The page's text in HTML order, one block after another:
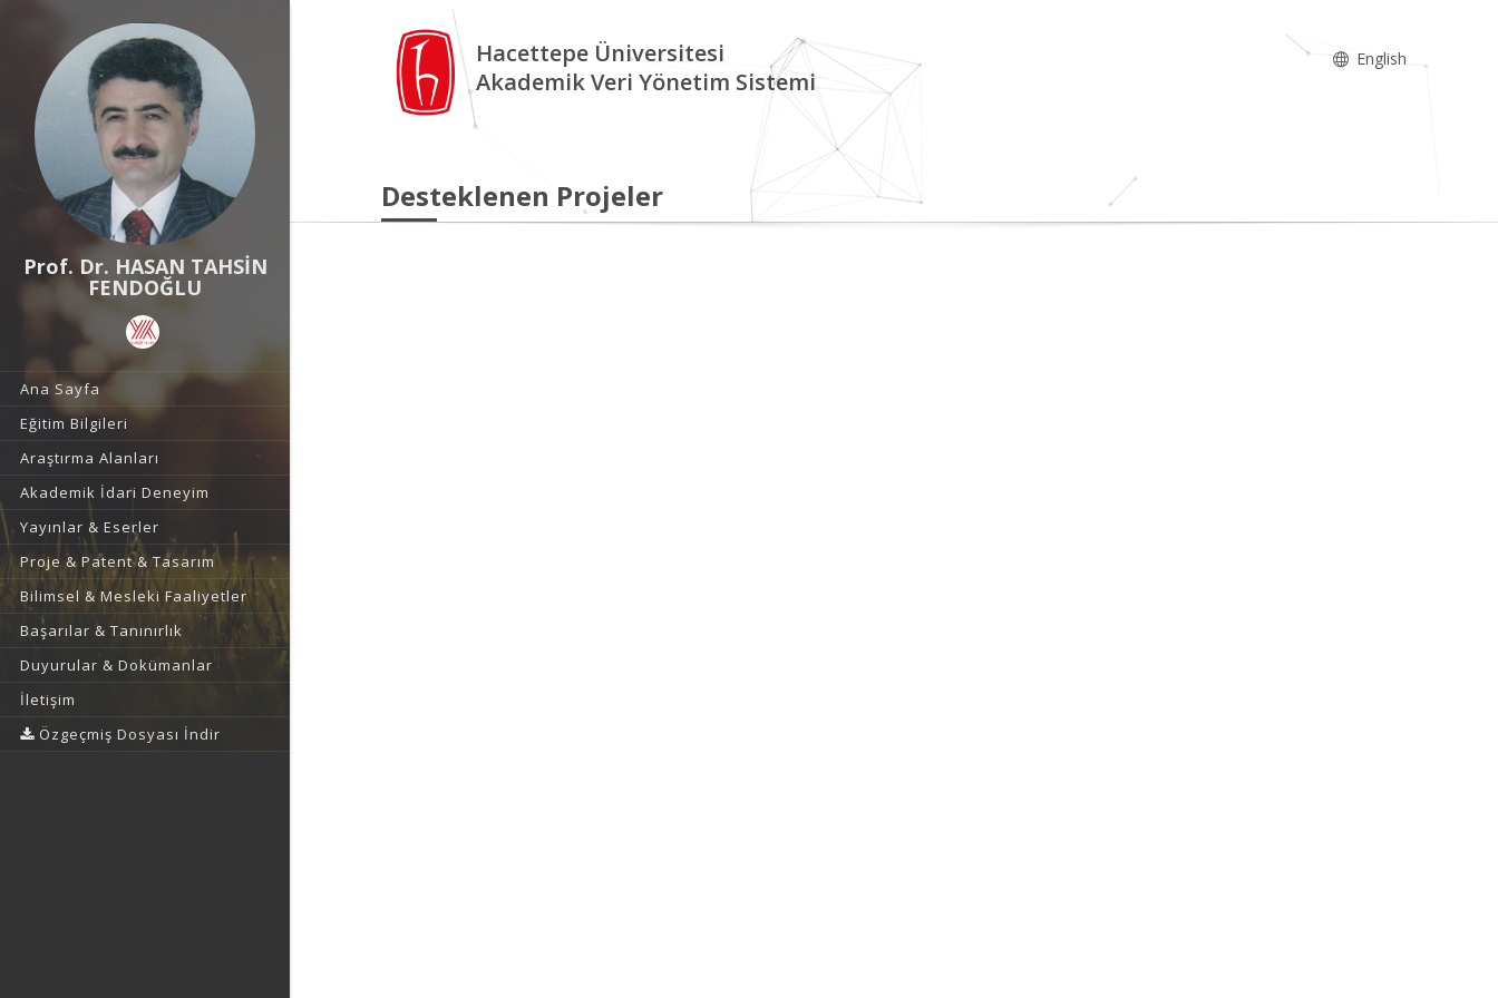
Prof. Dr. HASAN TAHSİN
FENDOĞLU
Ana Sayfa
Eğitim Bilgileri
Araştırma Alanları
Akademik İdari Deneyim
Yayınlar & Eserler
Proje & Patent & Tasarım
Bilimsel & Mesleki Faaliyetler
Başarılar & Tanınırlık
Duyurular & Dokümanlar
İletişim
Özgeçmiş Dosyası İndir
Hacettepe Üniversitesi
Akademik Veri Yönetim Sistemi
English
Desteklenen Projeler